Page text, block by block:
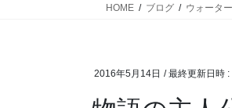
HOME ブログ ウォータ
2016年5月14日 / 最終更新日時 :